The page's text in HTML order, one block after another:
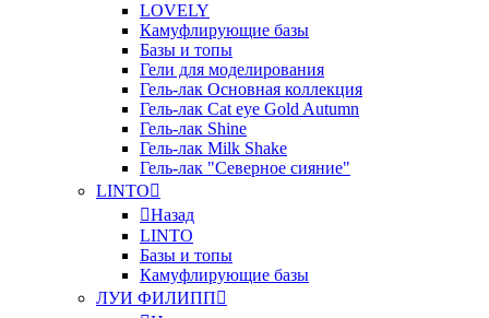
LOVELY
Камуфлирующие базы
Базы и топы
Гели для моделирования
Гель-лак Основная коллекция
Гель-лак Cat eye Gold Autumn
Гель-лак Shine
Гель-лак Milk Shake
Гель-лак "Северное сияние"
LINTO
Назад
LINTO
Базы и топы
Камуфлирующие базы
ЛУИ ФИЛИПП